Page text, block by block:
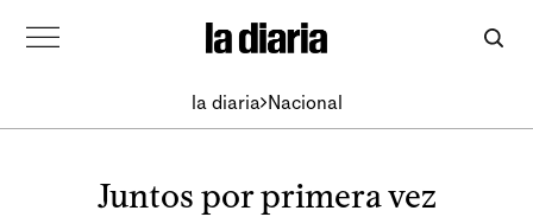
la diaria Nacional
Juntos por primera vez